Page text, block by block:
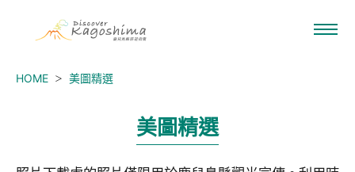
HOME 美圖精選
美圖精選